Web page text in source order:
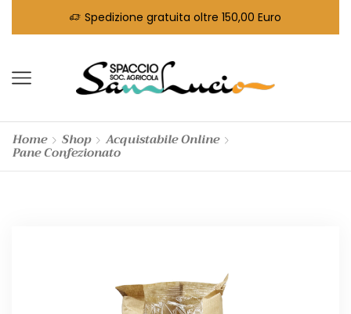
Spedizione gratuita oltre 150,00 Euro
Home Shop Acquistabile Online
Pane Confezionato